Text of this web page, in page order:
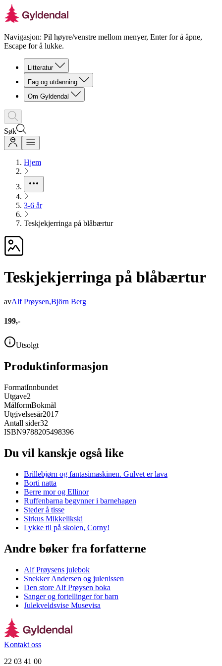
Navigasjon: Pil høyre/venstre mellom menyer, Enter for å åpne,
Escape for å lukke.
Litteratur
Fag og utdanning
Om Gyldendal
Søk
Hjem
3-6 år
Teskjekjerringa på blåbærtur
Teskjekjerringa på blåbærtur
avAlf Prøysen,Björn Berg
199,-
Utsolgt
Produktinformasjon
FormatInnbundet
Utgave2
MålformBokmål
Utgivelsesår2017
Antall sider32
ISBN9788205498396
Du vil kanskje også like
Brillebjørn og fantasimaskinen. Gulvet er lava
Borti natta
Berre mor og Ellinor
Ruffenbarna begynner i barnehagen
Steder å tisse
Sirkus Mikkelikski
Lykke til på skolen, Corny!
Andre bøker fra forfatterne
Alf Prøysens julebok
Snekker Andersen og julenissen
Den store Alf Prøysen boka
Sanger og fortellinger for barn
Julekveldsvise Musevisa
Kontakt oss
22 03 41 00